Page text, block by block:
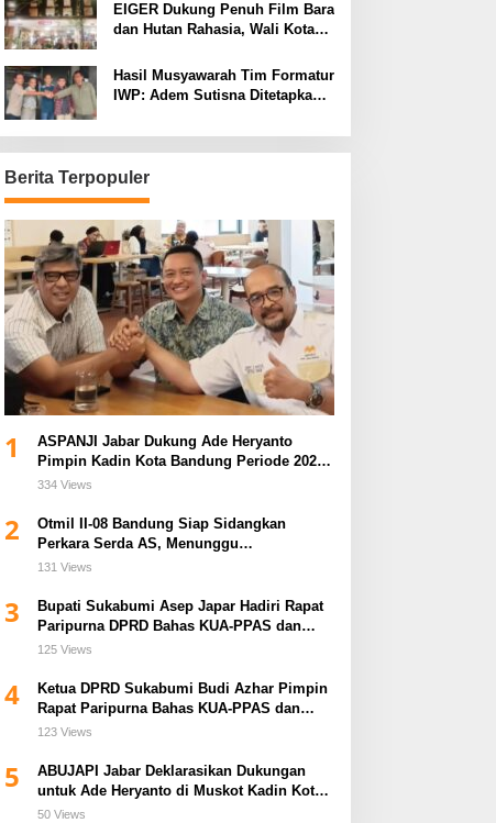
EIGER Dukung Penuh Film Bara
dan Hutan Rahasia, Wali Kota
Hasil Musyawarah Tim Formatur
IWP: Adem Sutisna Ditetapkan
Periode 2026–2028
Berita Terpopuler
1
ASPANJI Jabar Dukung Ade Heryanto
Pimpin Kadin Kota Bandung Periode 2026–
2031
334 Views
2
Otmil II-08 Bandung Siap Sidangkan
Perkara Serda AS, Menunggu
Rekomendasi Korem Sunan Gunung Jati
131 Views
3
Bupati Sukabumi Asep Japar Hadiri Rapat
Paripurna DPRD Bahas KUA-PPAS dan
Raperda Disabilitas
125 Views
4
Ketua DPRD Sukabumi Budi Azhar Pimpin
Rapat Paripurna Bahas KUA-PPAS dan
Raperda Tirta Jaya
123 Views
5
ABUJAPI Jabar Deklarasikan Dukungan
untuk Ade Heryanto di Muskot Kadin Kota
Bandung
50 Views